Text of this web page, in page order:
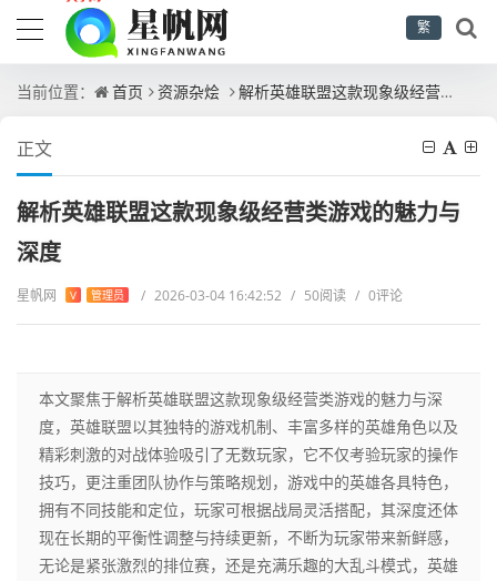
繁
当前位置： 首页 资源杂烩 解析英雄联盟这款现象级经营类游戏的魅力与深度
正文
解析英雄联盟这款现象级经营类游戏的魅力与
深度
星帆网 V 管理员 / 2026-03-04 16:42:52 / 50阅读 / 0评论
本文聚焦于解析英雄联盟这款现象级经营类游戏的魅力与深
度，英雄联盟以其独特的游戏机制、丰富多样的英雄角色以及
精彩刺激的对战体验吸引了无数玩家，它不仅考验玩家的操作
技巧，更注重团队协作与策略规划，游戏中的英雄各具特色，
拥有不同技能和定位，玩家可根据战局灵活搭配，其深度还体
现在长期的平衡性调整与持续更新，不断为玩家带来新鲜感，
无论是紧张激烈的排位赛，还是充满乐趣的大乱斗模式，英雄